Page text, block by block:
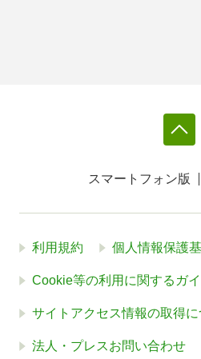
スマートフォン版
利用規約 個人情報保護
Cookie等の利用に関するガ
サイトアクセス情報の取得に
法人・プレスお問い合わせ